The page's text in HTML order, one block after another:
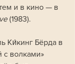
и в кино — в
(1983).
Ки́кинг Бёрда в
с волками»